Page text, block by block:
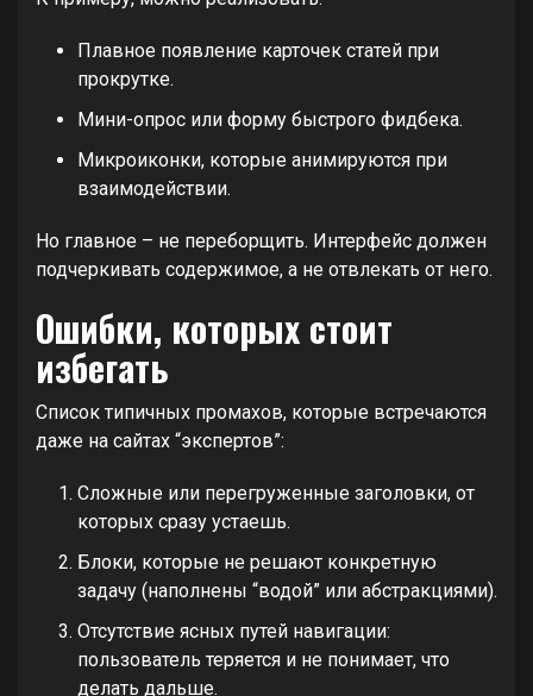
Плавное появление карточек статей при
прокрутке.
Мини-опрос или форму быстрого фидбека.
Микроиконки, которые анимируются при
взаимодействии.
Но главное – не переборщить. Интерфейс должен
подчеркивать содержимое, а не отвлекать от него.
Ошибки, которых стоит
избегать
Список типичных промахов, которые встречаются
даже на сайтах “экспертов”:
Сложные или перегруженные заголовки, от
которых сразу устаешь.
Блоки, которые не решают конкретную
задачу (наполнены “водой” или абстракциями).
Отсутствие ясных путей навигации:
пользователь теряется и не понимает, что
делать дальше.